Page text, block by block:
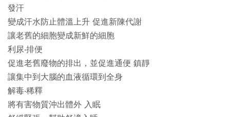
發汗
變成汗水防止體溫上升 促進新陳代謝
讓老舊的細胞變成新鮮的細胞
利尿‧排便
促進老舊廢物的排出，並促進通便 鎮靜
讓集中到大腦的血液循環到全身
解毒‧稀釋
將有害物質沖出體外 入眠